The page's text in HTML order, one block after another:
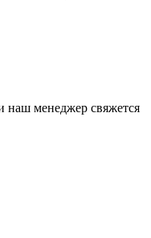
наш менеджер свяжется